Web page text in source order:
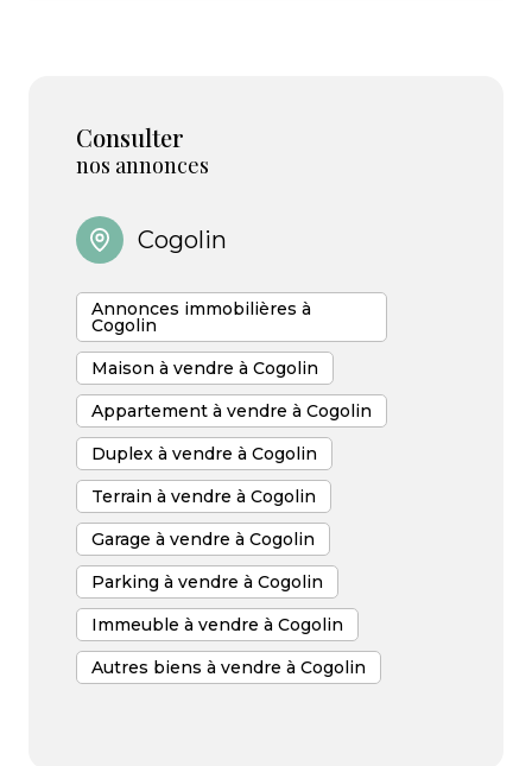
Consulter
nos annonces
Cogolin
Annonces immobilières à
Cogolin
Maison à vendre à Cogolin
Appartement à vendre à Cogolin
Duplex à vendre à Cogolin
Terrain à vendre à Cogolin
Garage à vendre à Cogolin
Parking à vendre à Cogolin
Immeuble à vendre à Cogolin
Autres biens à vendre à Cogolin
que c'est votre projet de vie.
Nous connaissons parfaitement le marché local et
accompagnant avec écoute, transparence et
engagement à chaque étape de votre projet.